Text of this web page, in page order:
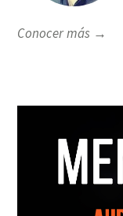
Conocer más →